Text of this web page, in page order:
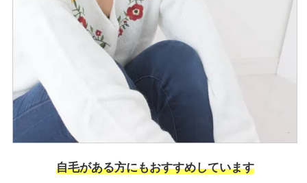
自毛がある方にもおすすめしています